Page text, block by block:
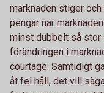
marknaden stiger
pengar när
minst dubbelt så stor
förändringen i
courtage. Samtidigt
åt fel håll, det vill